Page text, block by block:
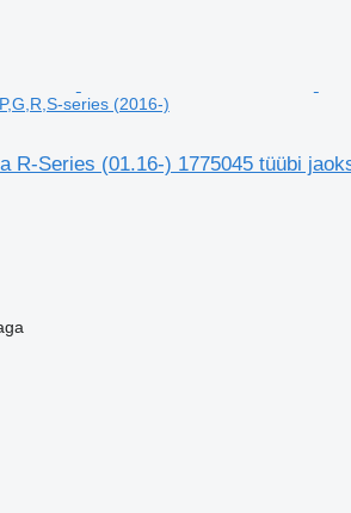
series (2016-)
R-Series (01.16-) 1775045 tüübi